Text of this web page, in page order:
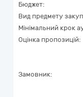
Бюджет:
Вид предмету
Мінімальний крок
Оцінка пропозицій:
Замовник: